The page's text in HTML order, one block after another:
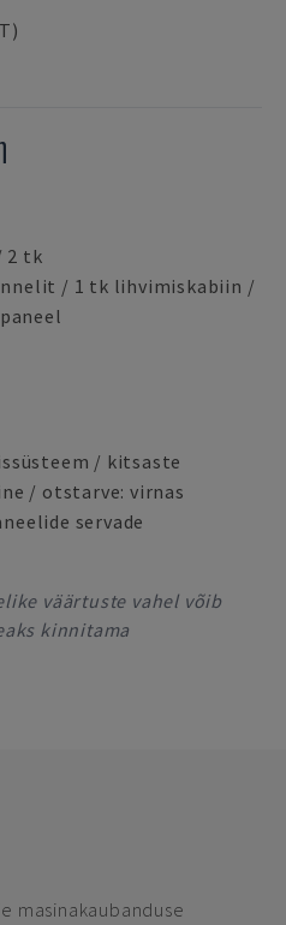
2 tk
/ 1 tk lihvimiskabiin /
/ kitsaste
/ otstarve: virnas
servade
väärtuste vahel võib
kinnitama
masinakaubanduse